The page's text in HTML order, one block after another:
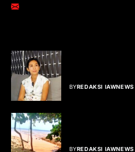
adm@iawnews.com
BYREDAKSI IAWNEWS
BYREDAKSI IAWNEWS